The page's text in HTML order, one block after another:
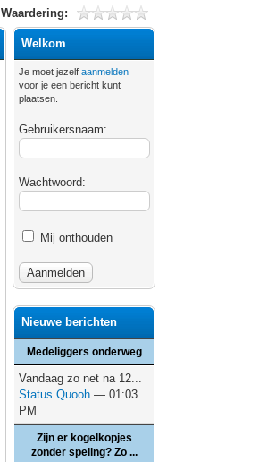
Waardering:
Welkom
Je moet jezelfaanmelden
voor je een bericht kunt
plaatsen.
Gebruikersnaam:
Wachtwoord:
Mij onthouden
Nieuwe berichten
Medeliggers onderweg
Vandaag zo net na 12...
Status Quooh — 01:03
PM
Zijn er kogelkopjes
zonder speling? Zo ...